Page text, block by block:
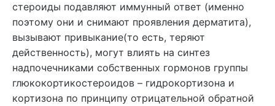
стероиды подавляют иммунный ответ (именно
поэтому они и снимают проявления дерматита),
вызывают привыкание(то есть, теряют
действенность), могут влиять на синтез
надпочечниками собственных гормонов группы
глюкокортикостероидов – гидрокортизона и
кортизона по принципу отрицательной обратной